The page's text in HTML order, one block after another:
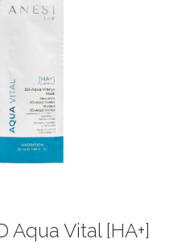
Aqua Vital [HA+]